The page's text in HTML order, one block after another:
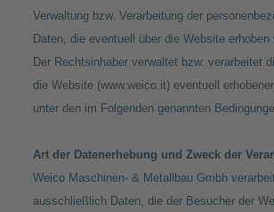
Verwaltung bzw. Verarbeitung der
Daten, die eventuell über die Website erhoben
Der Rechtsinhaber verwaltet bzw. verarbeitet
die Website (www.weico.it) eventuell
unter den im Folgenden genannten
Art der Datenerhebung und Zweck der
Weico Maschinen- & Metallbau Gmbh
ausschließlich Daten, die der Besucher der